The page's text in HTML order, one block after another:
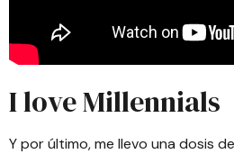
I love Millennials
Y por último, me llevo una dosis